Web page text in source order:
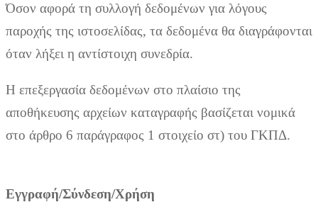
Όσον αφορά τη συλλογή δεδομένων για λόγους
παροχής της ιστοσελίδας, τα δεδομένα θα διαγράφονται
όταν λήξει η αντίστοιχη συνεδρία.
Η επεξεργασία δεδομένων στο πλαίσιο της
αποθήκευσης αρχείων καταγραφής βασίζεται νομικά
στο άρθρο 6 παράγραφος 1 στοιχείο στ) του ΓΚΠΔ.
Εγγραφή/Σύνδεση/Χρήση